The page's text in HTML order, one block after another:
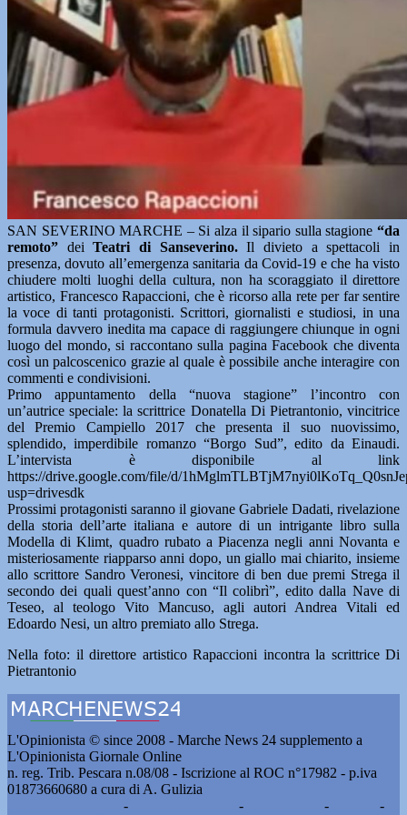
SAN SEVERINO MARCHE – Si alza il sipario sulla stagione “da
remoto” deiTeatri di Sanseverino.Il divieto a spettacoli in
presenza, dovuto all’emergenza sanitaria da Covid-19 e che ha visto
chiudere molti luoghi della cultura, non ha scoraggiato il direttore
artistico, Francesco Rapaccioni, che è ricorso alla rete per far sentire
la voce di tanti protagonisti. Scrittori, giornalisti e studiosi, in una
formula davvero inedita ma capace di raggiungere chiunque in ogni
luogo del mondo, si raccontano sulla pagina Facebook che diventa
così un palcoscenico grazie al quale è possibile anche interagire con
commenti e condivisioni.
Primo appuntamento della “nuova stagione” l’incontro con
un’autrice speciale: la scrittrice Donatella Di Pietrantonio, vincitrice
del Premio Campiello 2017 che presenta il suo nuovissimo,
splendido, imperdibile romanzo “Borgo Sud”, edito da Einaudi.
L’intervista è disponibile al link
https://drive.google.com/file/d/
usp=drivesdk
Prossimi protagonisti saranno il giovane Gabriele Dadati, rivelazione
della storia dell’arte italiana e autore di un intrigante libro sulla
Modella di Klimt, quadro rubato a Piacenza negli anni Novanta e
misteriosamente riapparso anni dopo, un giallo mai chiarito, insieme
allo scrittore Sandro Veronesi, vincitore di ben due premi Strega il
secondo dei quali quest’anno con “Il colibrì”, edito dalla Nave di
Teseo, al teologo Vito Mancuso, agli autori Andrea Vitali ed
Edoardo Nesi, un altro premiato allo Strega.
Nella foto: il direttore artistico Rapaccioni incontra la scrittrice Di
Pietrantonio
L'Opinionista © since 2008 - Marche News 24 supplemento a
L'Opinionista Giornale Online
n. reg. Trib. Pescara n.08/08 - Iscrizione al ROC n°17982 - p.iva
01873660680 a cura di A. Gulizia
- - -
-